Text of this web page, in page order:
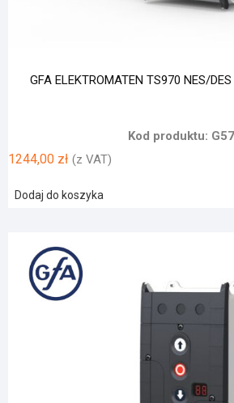
GFA ELEKTROMATEN TS970 NES/
Kod produktu: G57
1244,00 zł (z VAT)
Dodaj do koszyka